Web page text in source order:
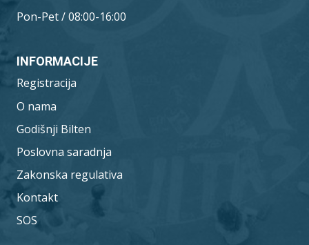
Pon-Pet / 08:00-16:00
INFORMACIJE
Registracija
O nama
Godišnji Bilten
Poslovna saradnja
Zakonska regulativa
Kontakt
SOS